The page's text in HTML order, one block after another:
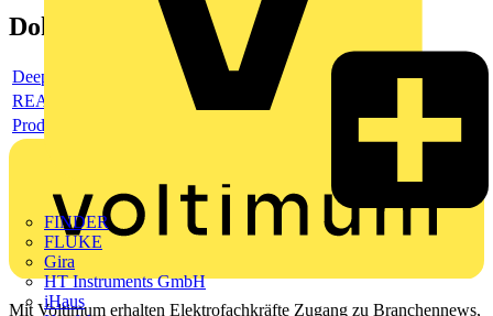
FINDER
FLUKE
Gira
HT Instruments GmbH
iHaus
Dokumente
Deeplink Produktseite
REACH-Deklaration
Produktdatenblatt
Mit Voltimum erhalten Elektrofachkräfte Zugang zu Branchennews,